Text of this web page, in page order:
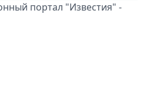
портал "Известия" -